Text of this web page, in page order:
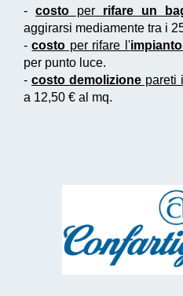
- costo per rifare un
aggirarsi mediamente tra i
-costo per rifare l'
per punto luce.
- costo demolizione pareti
a 12,50 € al mq.